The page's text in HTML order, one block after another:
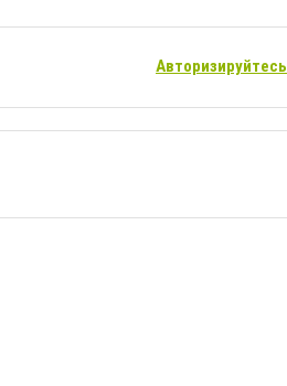
Авторизируйтесь